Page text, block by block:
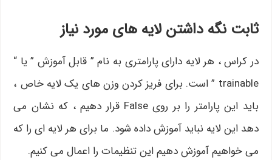
ثابت نگه داشتن لایه های مورد نیاز
در کراس ، هر لایه دارای پارامتری به نام ” قابل آموزش ” یا “
trainable ” است. برای فریز کردن وزن های یک لایه خاص ،
باید این پارامتر را بر روی False قرار دهیم ، که نشان می
دهد این لایه نباید آموزش داده شود. ما برای هر لایه ای را که
می خواهیم آموزش دهیم این تنظیمات را اعمال می کنیم.